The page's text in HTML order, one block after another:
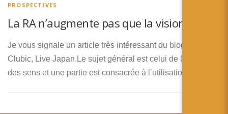
PROSPECTIVES
La RA n’augmente pas que la vision
Je vous signale un article très intéressant du blog de
Clubic, Live Japan.Le sujet général est celui de l’illusion
des sens et une partie est consacrée à l’utilisation de la …